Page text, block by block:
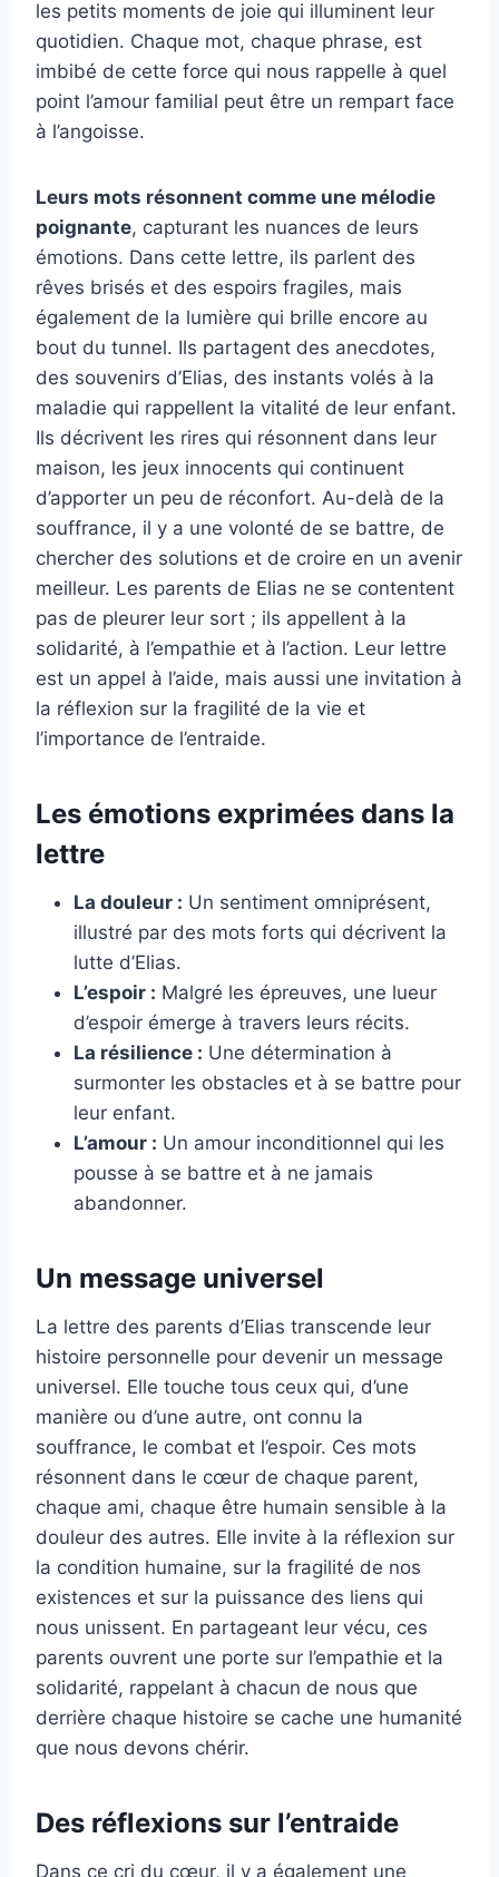
les petits moments de joie qui illuminent leur
quotidien. Chaque mot, chaque phrase, est
imbibé de cette force qui nous rappelle à quel
point l’amour familial peut être un rempart face
à l’angoisse.
Leurs mots résonnent comme une mélodie
poignante, capturant les nuances de leurs
émotions. Dans cette lettre, ils parlent des
rêves brisés et des espoirs fragiles, mais
également de la lumière qui brille encore au
bout du tunnel. Ils partagent des anecdotes,
des souvenirs d’Elias, des instants volés à la
maladie qui rappellent la vitalité de leur enfant.
Ils décrivent les rires qui résonnent dans leur
maison, les jeux innocents qui continuent
d’apporter un peu de réconfort. Au-delà de la
souffrance, il y a une volonté de se battre, de
chercher des solutions et de croire en un avenir
meilleur. Les parents de Elias ne se contentent
pas de pleurer leur sort ; ils appellent à la
solidarité, à l’empathie et à l’action. Leur lettre
est un appel à l’aide, mais aussi une invitation à
la réflexion sur la fragilité de la vie et
l’importance de l’entraide.
Les émotions exprimées dans la
lettre
La douleur : Un sentiment omniprésent,
illustré par des mots forts qui décrivent la
lutte d’Elias.
L’espoir : Malgré les épreuves, une lueur
d’espoir émerge à travers leurs récits.
La résilience : Une détermination à
surmonter les obstacles et à se battre pour
leur enfant.
L’amour : Un amour inconditionnel qui les
pousse à se battre et à ne jamais
abandonner.
Un message universel
La lettre des parents d’Elias transcende leur
histoire personnelle pour devenir un message
universel. Elle touche tous ceux qui, d’une
manière ou d’une autre, ont connu la
souffrance, le combat et l’espoir. Ces mots
résonnent dans le cœur de chaque parent,
chaque ami, chaque être humain sensible à la
douleur des autres. Elle invite à la réflexion sur
la condition humaine, sur la fragilité de nos
existences et sur la puissance des liens qui
nous unissent. En partageant leur vécu, ces
parents ouvrent une porte sur l’empathie et la
solidarité, rappelant à chacun de nous que
derrière chaque histoire se cache une humanité
que nous devons chérir.
Des réflexions sur l’entraide
Dans ce cri du cœur, il y a également une